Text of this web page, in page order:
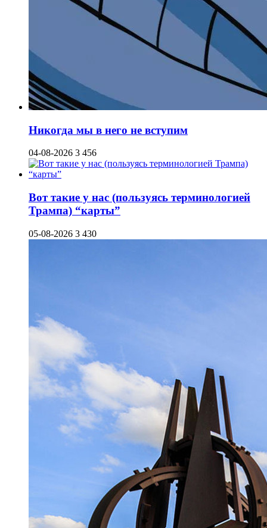
Никогда мы в него не вступим
04-08-2026 3 456
Вот такие у нас (пользуясь терминологией
Трампа) “карты”
05-08-2026 3 430